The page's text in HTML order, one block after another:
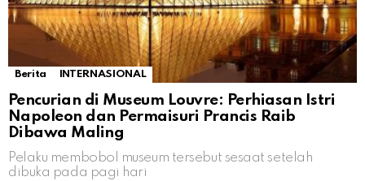
Berita INTERNASIONAL
Pencurian di Museum Louvre: Perhiasan Istri
Napoleon dan Permaisuri Prancis Raib
Dibawa Maling
Pelaku membobol museum tersebut sesaat setelah
dibuka pada pagi hari